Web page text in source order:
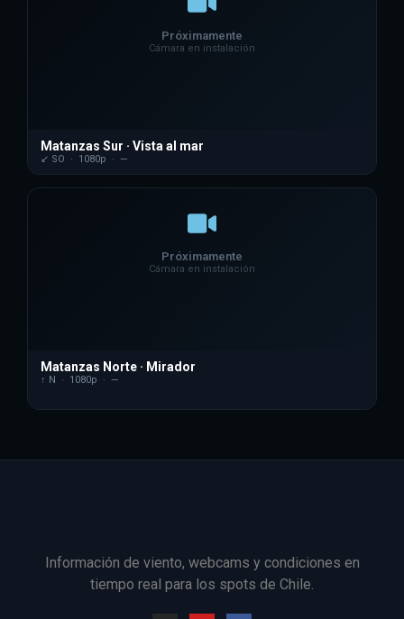
Próximamente
Cámara en instalación
Matanzas Sur · Vista al mar
↙ SO · 1080p · —
Próximamente
Cámara en instalación
Matanzas Norte · Mirador
↑ N · 1080p · —
Información de viento, webcams y condiciones en
tiempo real para los spots de Chile.